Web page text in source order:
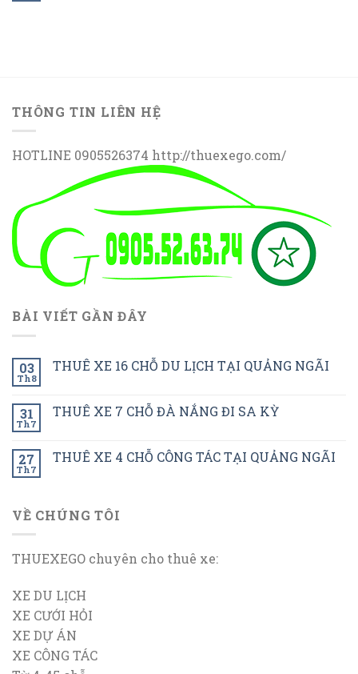
THÔNG TIN LIÊN HỆ
HOTLINE 0905526374 http://thuexego.com/
BÀI VIẾT GẦN ĐÂY
03
Th8
THUÊ XE 16 CHỖ DU LỊCH TẠI QUẢNG NGÃI
31
Th7
THUÊ XE 7 CHỖ ĐÀ NẮNG ĐI SA KỲ
27
Th7
THUÊ XE 4 CHỖ CÔNG TÁC TẠI QUẢNG NGÃI
VỀ CHÚNG TÔI
THUEXEGO chuyên cho thuê xe:
XE DU LỊCH
XE CƯỚI HỎI
XE DỰ ÁN
XE CÔNG TÁC